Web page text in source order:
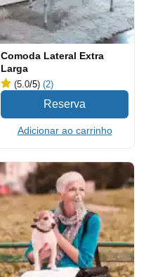
Comoda Lateral Extra
Larga
(5.0/5) (2)
Adicionar ao carrinho